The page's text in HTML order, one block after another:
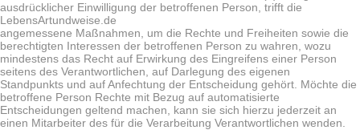
ausdrücklicher Einwilligung der betroffenen Person, trifft die
LebensArtundweise.de
angemessene Maßnahmen, um die Rechte und Freiheiten sowie die
berechtigten Interessen der betroffenen Person zu wahren, wozu
mindestens das Recht auf Erwirkung des Eingreifens einer Person
seitens des Verantwortlichen, auf Darlegung des eigenen
Standpunkts und auf Anfechtung der Entscheidung gehört. Möchte die
betroffene Person Rechte mit Bezug auf automatisierte
Entscheidungen geltend machen, kann sie sich hierzu jederzeit an
einen Mitarbeiter des für die Verarbeitung Verantwortlichen wenden.